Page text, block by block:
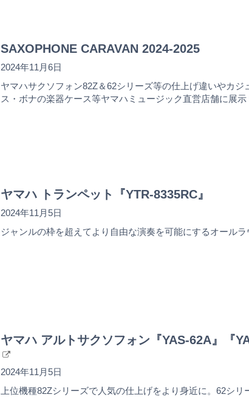
SAXOPHONE CARAVAN 2024-2025
2024年11月6日
ヤマハサクソフォン82Z＆62シリーズ等の仕上げ違いやカ
ス・ボナの楽器ケース等ヤマハミュージック直営店舗に展
ヤマハ トランペット『YTR-8335RC』
2024年11月5日
ジャンルの枠を超えてより自由な演奏を可能にするオール
ヤマハ アルトサクソフォン『YAS-62A』『
2024年11月5日
上位機種82Zシリーズで人気の仕上げをより身近に。62シ